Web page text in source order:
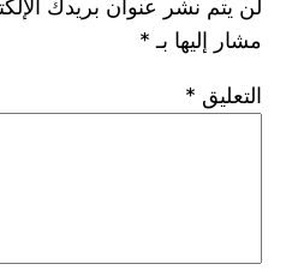
لن يتم نشر عنوان بريدك
مشار إليها بـ *
التعليق *